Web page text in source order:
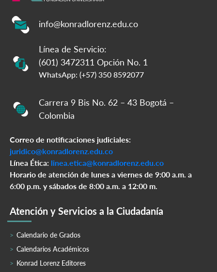
info@konradlorenz.edu.co
Línea de Servicio:
(601) 3472311 Opción No. 1
WhatsApp: (+57) 350 8592077
Carrera 9 Bis No. 62 – 43 Bogotá –
Colombia
Correo de notificaciones judiciales:
juridico@konradlorenz.edu.co
Línea Ética: linea.etica@konradlorenz.edu.co
Horario de atención de lunes a viernes de 9:00 a.m. a
6:00 p.m. y sábados de 8:00 a.m. a 12:00 m.
Atención y Servicios a la Ciudadanía
Calendario de Grados
Calendarios Académicos
Konrad Lorenz Editores